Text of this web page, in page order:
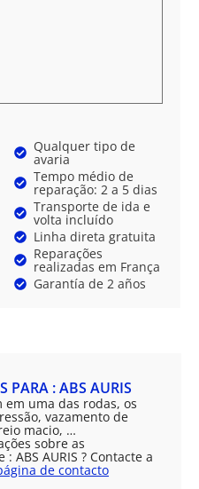
Qualquer tipo de
avaria
Tempo médio de
reparação: 2 a 5 dias
Transporte de ida e
volta incluído
Linha direta gratuita
Reparações
realizadas em França
Garantía de 2 años
PARA : ABS AURIS
em uma das rodas, os
vazamento de
macio, …
sobre as
ABS AURIS ? Contacte a
de contacto